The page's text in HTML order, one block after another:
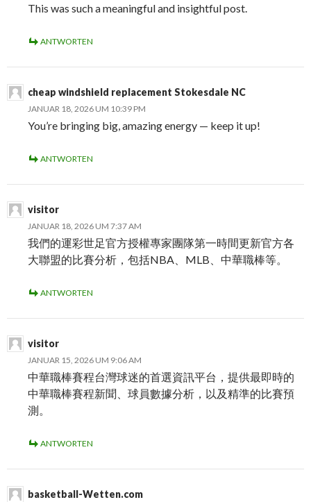
This was such a meaningful and insightful post.
ANTWORTEN
cheap windshield replacement Stokesdale NC
JANUAR 18, 2026 UM 10:39 PM
You’re bringing big, amazing energy — keep it up!
ANTWORTEN
visitor
JANUAR 18, 2026 UM 7:37 AM
我們的運彩世足官方授權專家團隊第一時間更新官方各
大聯盟的比賽分析，包括NBA、MLB、中華職棒等。
ANTWORTEN
visitor
JANUAR 15, 2026 UM 9:06 AM
中華職棒賽程台灣球迷的首選資訊平台，提供最即時的
中華職棒賽程新聞、球員數據分析，以及精準的比賽預
測。
ANTWORTEN
basketball-Wetten.com